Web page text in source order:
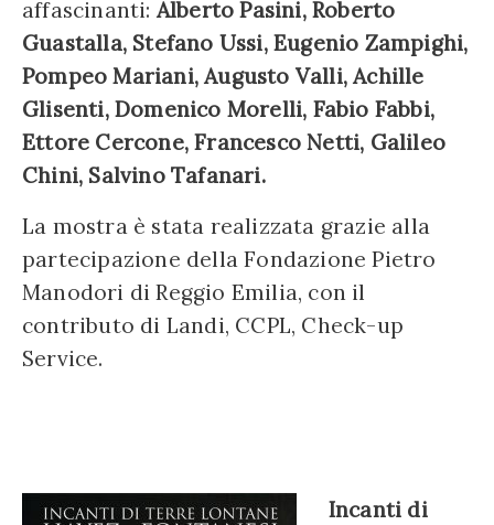
affascinanti: Alberto Pasini, Roberto
Guastalla, Stefano Ussi, Eugenio Zampighi,
Pompeo Mariani, Augusto Valli, Achille
Glisenti, Domenico Morelli, Fabio Fabbi,
Ettore Cercone, Francesco Netti, Galileo
Chini, Salvino Tafanari.
La mostra è stata realizzata grazie alla
partecipazione della Fondazione Pietro
Manodori di Reggio Emilia, con il
contributo di Landi, CCPL, Check-up
Service.
Incanti di